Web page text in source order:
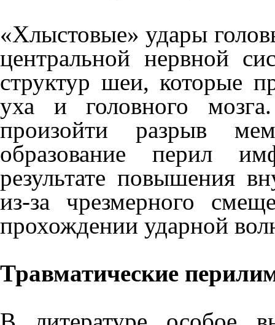
«Хлыстовые» удары
центральной нервной
структур шеи, которые
уха и головного
произойти разрыв
образование перил
результате повышения
из-за чрезмерного
прохождении удар­ной
Травматические